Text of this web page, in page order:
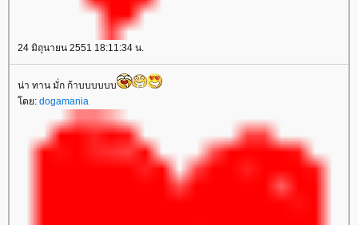
24 มิถุนายน 2551 18:11:34 น.
น่า ทาน มั่ก ก้าบบบบบบ
โดย: dogamania